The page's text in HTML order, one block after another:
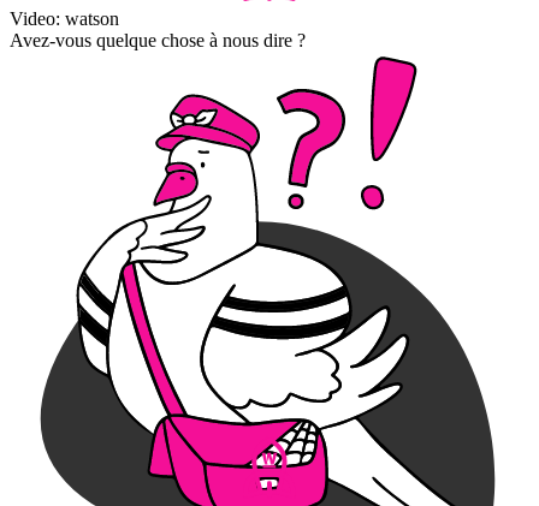
Video: watson
Avez-vous quelque chose à nous dire ?